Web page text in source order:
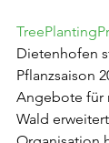
Dietenhofen
Pflanzsaison
Angebote für
Wald